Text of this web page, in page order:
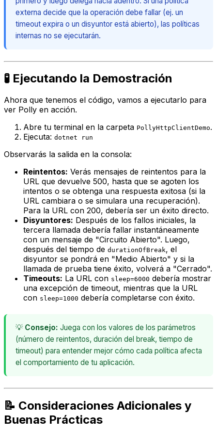
externa decide que la operación debe fallar (ej. un
timeout expira o un disyuntor está abierto), las políticas
internas no se ejecutarán.
🧪 Ejecutando la Demostración
Ahora que tenemos el código, vamos a ejecutarlo para
ver Polly en acción.
Abre tu terminal en la carpeta PollyHttpClientDemo.
Ejecuta: dotnet run
Observarás la salida en la consola:
Reintentos: Verás mensajes de reintentos para la
URL que devuelve 500, hasta que se agoten los
intentos o se obtenga una respuesta exitosa (si la
URL cambiara o se simulara una recuperación).
Para la URL con 200, debería ser un éxito directo.
Disyuntores: Después de los fallos iniciales, la
tercera llamada debería fallar instantáneamente
con un mensaje de "Circuito Abierto". Luego,
después del tiempo de durationOfBreak, el
disyuntor se pondrá en "Medio Abierto" y si la
llamada de prueba tiene éxito, volverá a "Cerrado".
Timeouts: La URL con sleep=6000 debería mostrar
una excepción de timeout, mientras que la URL
con sleep=1000 debería completarse con éxito.
💡 Consejo: Juega con los valores de los parámetros
(número de reintentos, duración del break, tiempo de
timeout) para entender mejor cómo cada política afecta
el comportamiento de tu aplicación.
📝 Consideraciones Adicionales y
Buenas Prácticas